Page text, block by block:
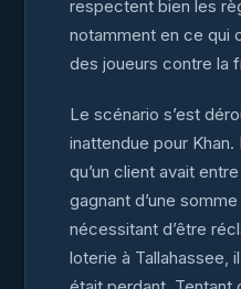
respectent bien les
notamment en ce qui
des joueurs contre la
Le scénario s’est
inattendue pour
qu’un client avait
gagnant d’une
nécessitant d’être
loterie à Tallahassee,